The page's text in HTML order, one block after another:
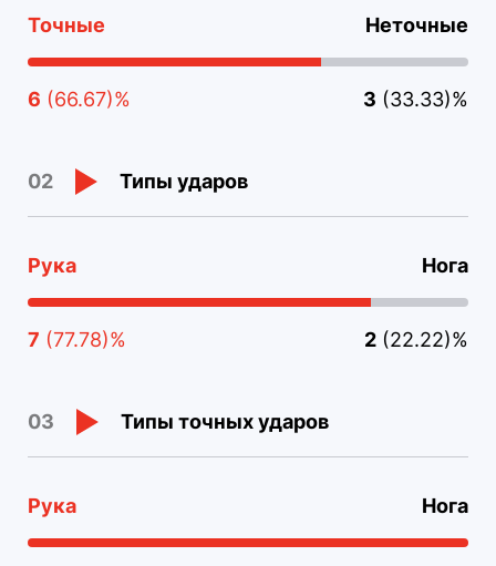
Точные Неточные
6 (66.67)% 3 (33.33)%
02 Типы ударов
Рука Нога
7 (77.78)% 2 (22.22)%
03 Типы точных ударов
Рука Нога